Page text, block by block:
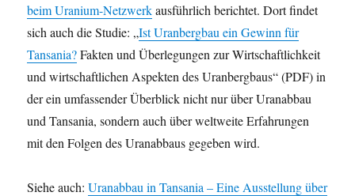
beim Uranium-Netzwerkausführlich berichtet. Dort findet
sich auch die Studie: „Ist Uranbergbau ein Gewinn für
Tansania?Fakten und Überlegungen zur Wirtschaftlichkeit
und wirtschaftlichen Aspekten des Uranbergbaus“ (PDF) in
der ein umfassender Überblick nicht nur über Uranabbau
und Tansania, sondern auch über weltweite Erfahrungen
mit den Folgen des Uranabbaus gegeben wird.
Siehe auch:Uranabbau in Tansania – Eine Ausstellung über